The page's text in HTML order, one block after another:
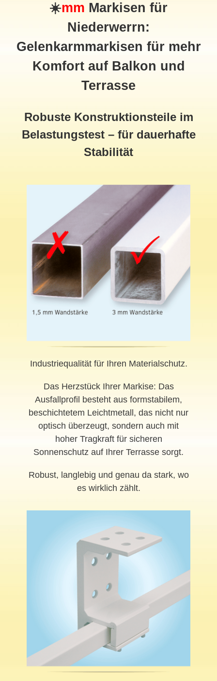
☀️mm Markisen für
Niederwerrn:
Gelenkarmmarkisen für mehr
Komfort auf Balkon und
Terrasse
Robuste Konstruktionsteile im
Belastungstest – für dauerhafte
Stabilität
Industriequalität für Ihren Materialschutz.
Das Herzstück Ihrer Markise: Das
Ausfallprofil besteht aus formstabilem,
beschichtetem Leichtmetall, das nicht nur
optisch überzeugt, sondern auch mit
hoher Tragkraft für sicheren
Sonnenschutz auf Ihrer Terrasse sorgt.
Robust, langlebig und genau da stark, wo
es wirklich zählt.